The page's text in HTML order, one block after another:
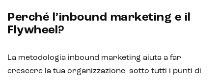
Metaverso
Perché l’inbound marketing e il
Flywheel?
La metodologia inbound marketing aiuta a far
crescere la tua organizzazione sotto tutti i punti di